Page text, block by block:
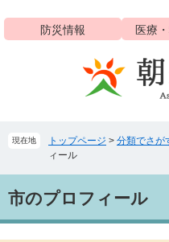
ジ
ュ
文
へ
防災情報 医療
現在地 トップページ > 分類でさが
ィール
文市のプロフィール